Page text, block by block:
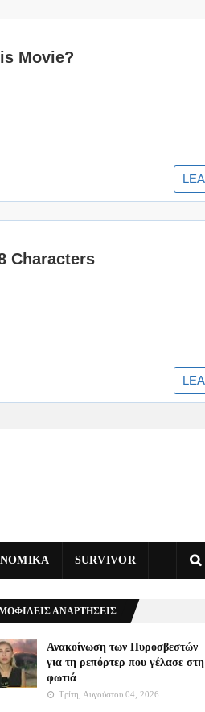
SURVIVOR
ΑΝΑΡΤΗΣΕΙΣ
Ανακοίνωση των Πυροσβεστών
για τη ρεπόρτερ που γέλασε στη
φωτιά
Τρίτη, Αυγούστου 04, 2026